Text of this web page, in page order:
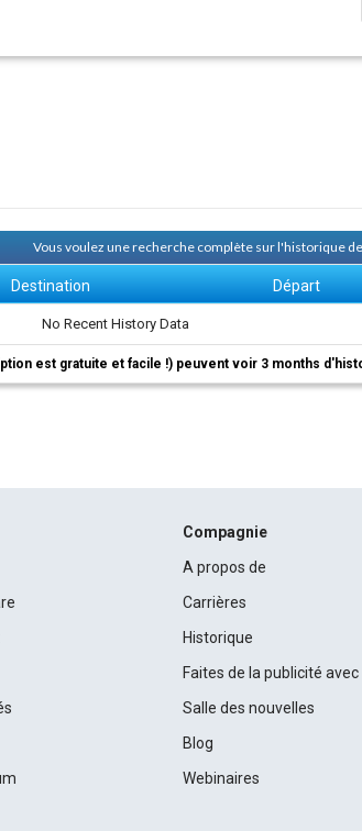
Vous voulez une recherche complète sur l'historique
Destination Départ
No Recent History Data
est gratuite et facile !) peuvent voir 3 months
Compagnie
A propos de
Carrières
Historique
Faites de la publicité
Salle des nouvelles
Blog
Webinaires